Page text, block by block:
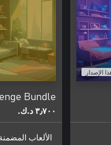
الإصدار
Bundle
٣٫٧٠٠ د.ك.‏
الألعاب